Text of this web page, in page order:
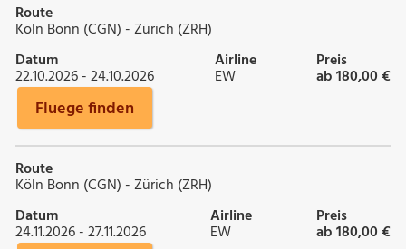
Route
Köln Bonn (CGN) - Zürich (ZRH)
Datum
22.10.2026 - 24.10.2026
Airline
EW
Preis
ab 180,00 €
Fluege finden
Route
Köln Bonn (CGN) - Zürich (ZRH)
Datum
24.11.2026 - 27.11.2026
Airline
EW
Preis
ab 180,00 €